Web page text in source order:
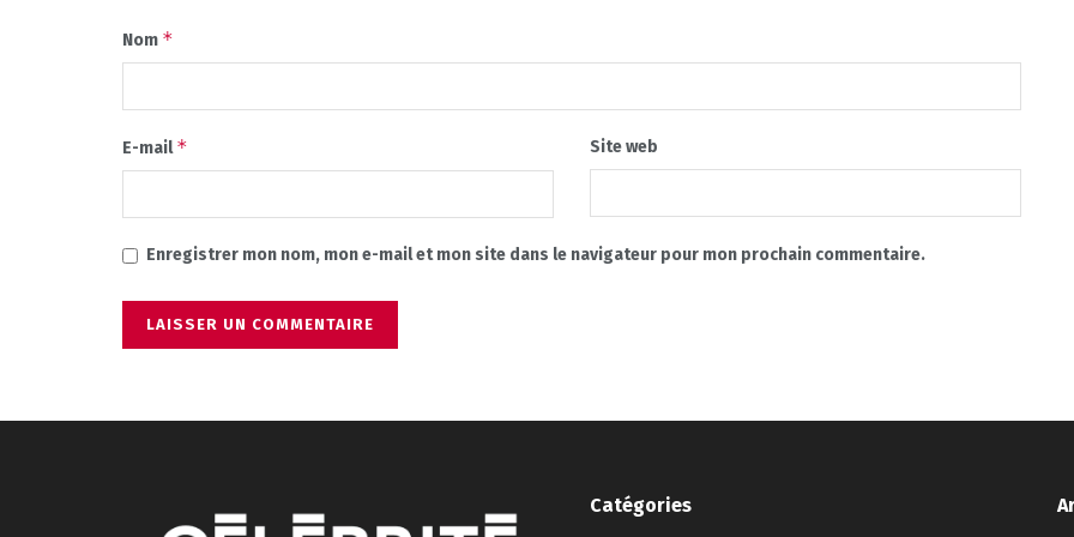
Nom *
E-mail* Site web
Enregistrer mon nom, mon e-mail et mon site dans le navigateur pour mon prochain commentaire.
Catégories